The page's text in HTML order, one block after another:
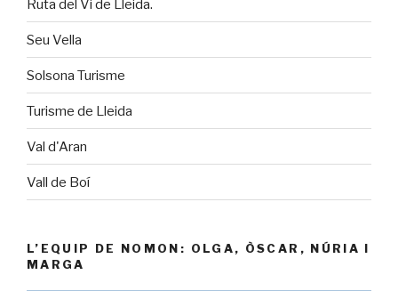
Ruta del Vi de Lleida.
Seu Vella
Solsona Turisme
Turisme de Lleida
Val d'Aran
Vall de Boí
L’EQUIP DE NOMON: OLGA, ÒSCAR, NÚRIA I
MARGA